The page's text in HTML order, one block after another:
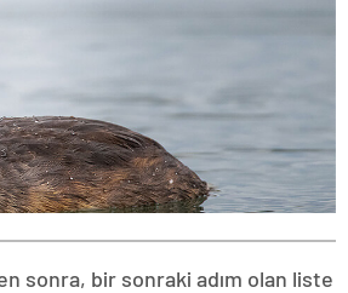
sonra, bir sonraki adım olan liste